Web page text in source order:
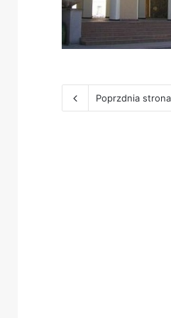
Poprzdnia strona